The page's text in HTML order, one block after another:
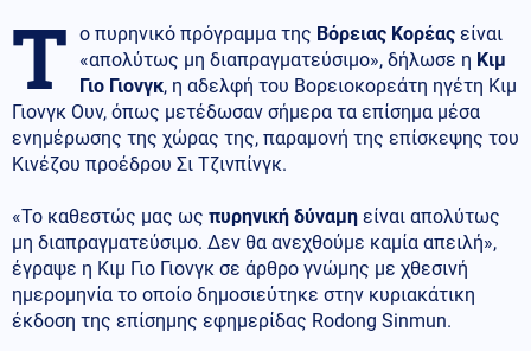
Τ ο πυρηνικό πρόγραμμα της Βόρειας Κορέας είναι
«απολύτως μη διαπραγματεύσιμο», δήλωσε η Κιμ
Γιο Γιονγκ, η αδελφή του Βορειοκορεάτη ηγέτη Κιμ
Γιονγκ Ουν, όπως μετέδωσαν σήμερα τα επίσημα μέσα
ενημέρωσης της χώρας της, παραμονή της επίσκεψης του
Κινέζου προέδρου Σι Τζινπίνγκ.
«Το καθεστώς μας ως πυρηνική δύναμη είναι απολύτως
μη διαπραγματεύσιμο. Δεν θα ανεχθούμε καμία απειλή»,
έγραψε η Κιμ Γιο Γιονγκ σε άρθρο γνώμης με χθεσινή
ημερομηνία το οποίο δημοσιεύτηκε στην κυριακάτικη
έκδοση της επίσημης εφημερίδας Rodong Sinmun.